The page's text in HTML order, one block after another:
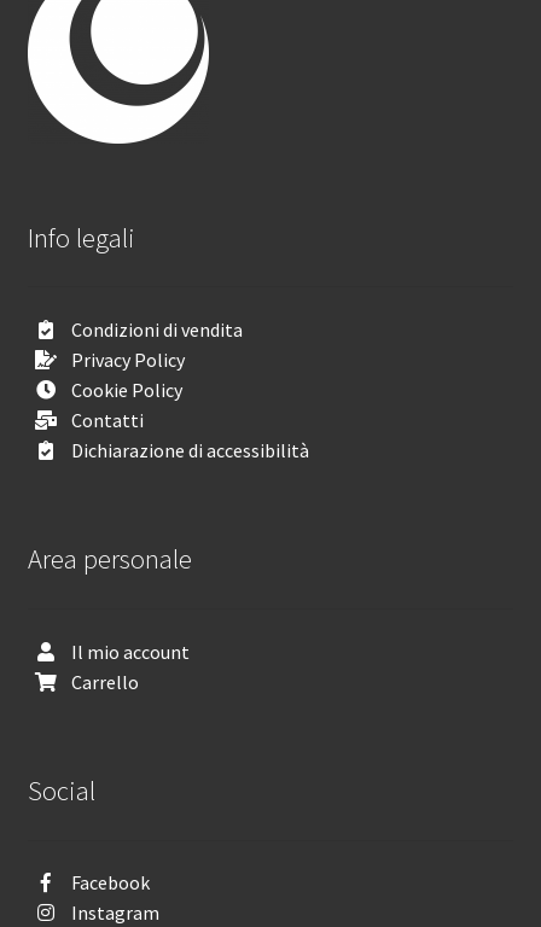
Info legali
Condizioni di vendita
Privacy Policy
Cookie Policy
Contatti
Dichiarazione di accessibilità
Area personale
Il mio account
Carrello
Social
Facebook
Instagram